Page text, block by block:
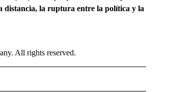
distancia, la ruptura entre la política y la
All rights reserved.
NOTIFICATIONS ABOUT NEW PAGES ON "CNN-SPANISH".